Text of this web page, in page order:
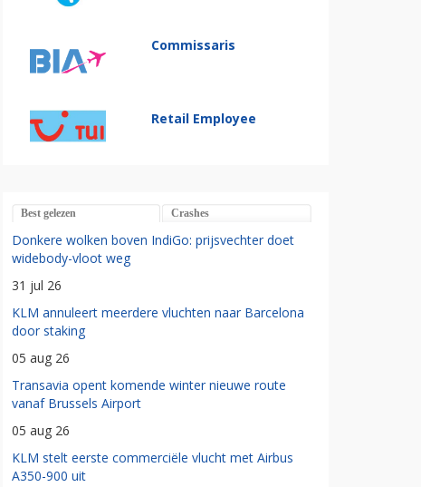
Commissaris
Retail Employee
Best gelezen Crashes
Donkere wolken boven IndiGo: prijsvechter doet
widebody-vloot weg
31 jul 26
KLM annuleert meerdere vluchten naar Barcelona
door staking
05 aug 26
Transavia opent komende winter nieuwe route
vanaf Brussels Airport
05 aug 26
KLM stelt eerste commerciële vlucht met Airbus
A350-900 uit